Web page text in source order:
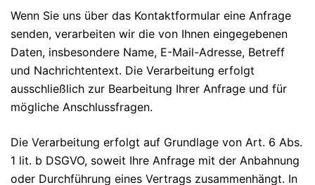
Wenn Sie uns über das Kontaktformular eine Anfrage
senden, verarbeiten wir die von Ihnen eingegebenen
Daten, insbesondere Name, E-Mail-Adresse, Betreff
und Nachrichtentext. Die Verarbeitung erfolgt
ausschließlich zur Bearbeitung Ihrer Anfrage und für
mögliche Anschlussfragen.
Die Verarbeitung erfolgt auf Grundlage von Art. 6 Abs.
1 lit. b DSGVO, soweit Ihre Anfrage mit der Anbahnung
oder Durchführung eines Vertrags zusammenhängt. In